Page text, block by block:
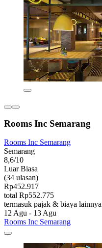
Rooms Inc Semarang
Rooms Inc Semarang
Semarang
8,6/10
Luar Biasa
(34 ulasan)
Rp452.917
total Rp552.775
termasuk pajak & biaya lainnya
12 Agu - 13 Agu
Rooms Inc Semarang